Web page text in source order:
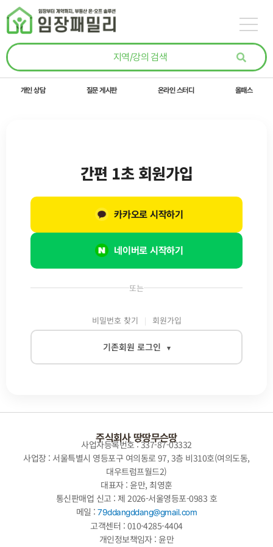
콘텐츠로
건너뛰기
개인 상담 질문 게시판 온라인 스터디 올패스
또는
비밀번호 찾기 회원가입
기존회원 로그인 ▾
로그인
간편 1초 회원가입
네이버로 시작하기
카카오로 시작하기
주식회사 땅땅무슨땅
사업자등록번호 : 337-87-03332
사업장 : 서울특별시 영등포구 여의동로 97, 3층 비310호(여의도동,
대우트럼프월드2)
대표자 : 윤만, 최영훈
통신판매업 신고 : 제 2026-서울영등포-0983 호
메일 :79ddangddang@gmail.com
고객센터 : 010-4285-4404
개인정보책임자 : 윤만